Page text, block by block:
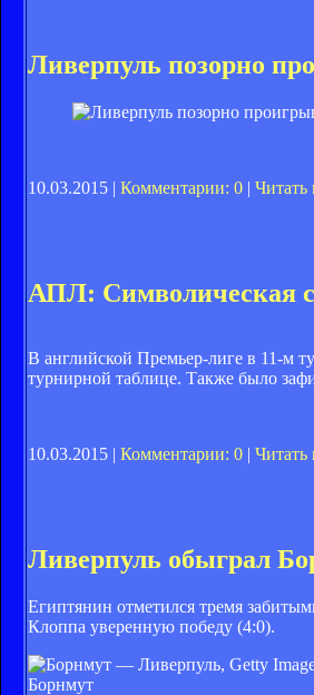
Ливерпуль позорно
10.03.2015 | Комментарии: 0 | Читать
АПЛ: Символическая
В английской Премьер-лиге в 11-м
турнирной таблице. Также было
10.03.2015 | Комментарии: 0 | Читать
Ливерпуль обыграл
Египтянин отметился тремя
Клоппа уверенную победу (4:0).
Борнмут